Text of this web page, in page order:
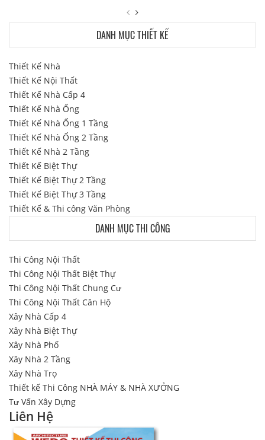
DANH MỤC THIẾT KẾ
Thiết Kế Nhà
Thiết Kế Nội Thất
Thiết Kế Nhà Cấp 4
Thiết Kế Nhà Ống
Thiết Kế Nhà Ống 1 Tầng
Thiết Kế Nhà Ống 2 Tầng
Thiết Kế Nhà 2 Tầng
Thiết Kế Biệt Thự
Thiết Kế Biệt Thự 2 Tầng
Thiết Kế Biệt Thự 3 Tầng
Thiết Kế & Thi công Văn Phòng
DANH MỤC THI CÔNG
Thi Công Nội Thất
Thi Công Nội Thất Biệt Thự
Thi Công Nội Thất Chung Cư
Thi Công Nội Thất Căn Hộ
Xây Nhà Cấp 4
Xây Nhà Biệt Thự
Xây Nhà Phố
Xây Nhà 2 Tầng
Xây Nhà Trọ
Thiết kế Thi Công NHÀ MÁY & NHÀ XƯỞNG
Tư Vấn Xây Dựng
Liên Hệ